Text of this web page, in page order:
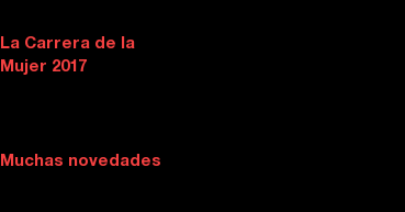
La Carrera de la
Mujer 2017
Muchas novedades